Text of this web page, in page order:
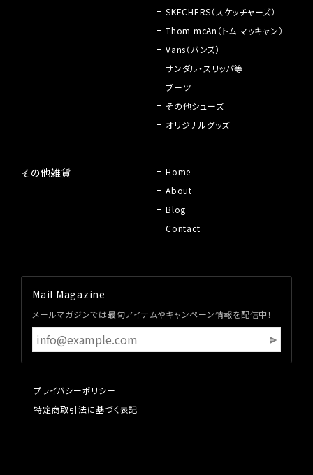
SKECHERS（スケッチャーズ）
Thom mcAn（トム マッキャン）
Vans（バンズ）
サンダル・スリッパ等
ブーツ
その他シューズ
オリジナルグッズ
その他雑貨
Home
About
Blog
Contact
Mail Magazine
メールマガジンでは最旬アイテムやキャンペーン情報を配信中！
プライバシーポリシー
特定商取引法に基づく表記